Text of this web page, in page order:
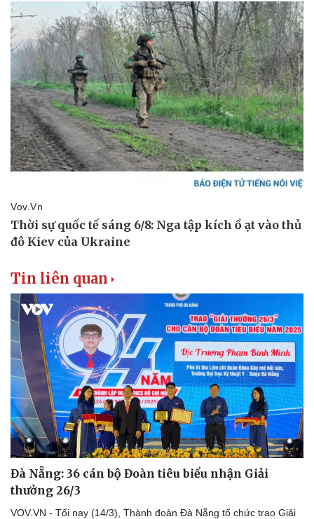
Văn hóa
Sân khấu - Điện ảnh
Văn học
Âm nhạc
Di sản
Giải trí
Nghệ sĩ
Thời trang
Sao Việt
Tin liên quan
Đà Nẵng: 36 cán bộ Đoàn tiêu biểu nhận Giải
thưởng 26/3
VOV.VN - Tối nay (14/3), Thành đoàn Đà Nẵng tổ chức trao Giải